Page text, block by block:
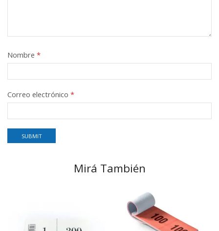
Nombre *
Correo electrónico *
Mirá También